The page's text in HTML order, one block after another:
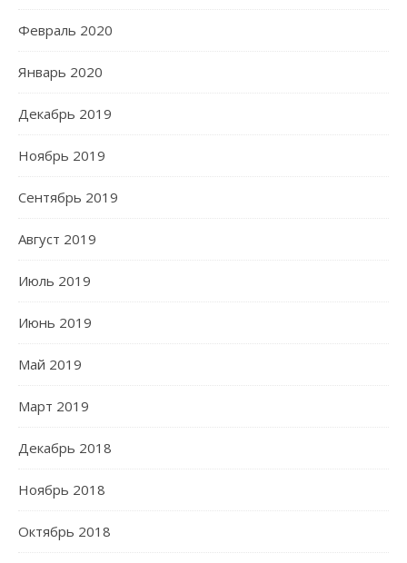
Февраль 2020
Январь 2020
Декабрь 2019
Ноябрь 2019
Сентябрь 2019
Август 2019
Июль 2019
Июнь 2019
Май 2019
Март 2019
Декабрь 2018
Ноябрь 2018
Октябрь 2018